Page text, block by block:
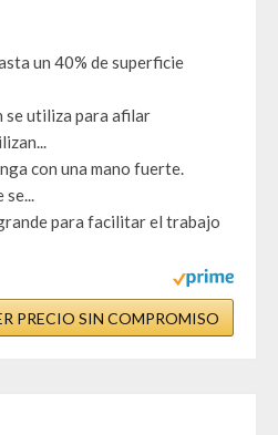
un 40% de superficie
se utiliza para afilar
con una mano fuerte.
se...
para facilitar el trabajo
PRECIO SIN COMPROMISO